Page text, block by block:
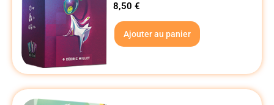
8,50€
Ajouter au panier